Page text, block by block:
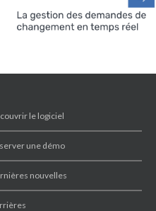
RÉEL
le logiciel
une démo
nouvelles